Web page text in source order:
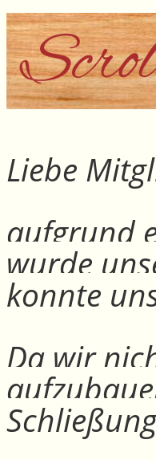
Liebe
aufgrund
wurde
konnte
Da wir